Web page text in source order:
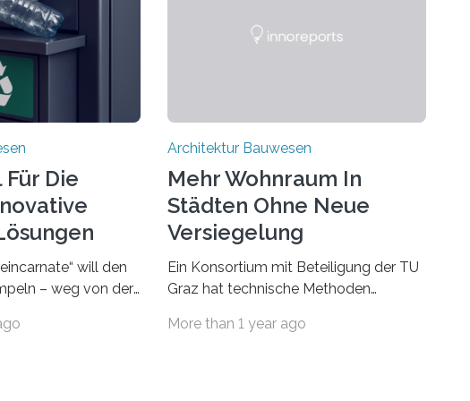
Die
will den
– weg von der
Bei dem
Architektur Bauwesen
Mehr Wohnraum In
Städten Ohne Neue
Versiegelung
Ein Konsortium mit Beteiligung der TU
Graz hat technische Methoden
Gründerzeitgebäude mittels modularer
More than 1 year ago